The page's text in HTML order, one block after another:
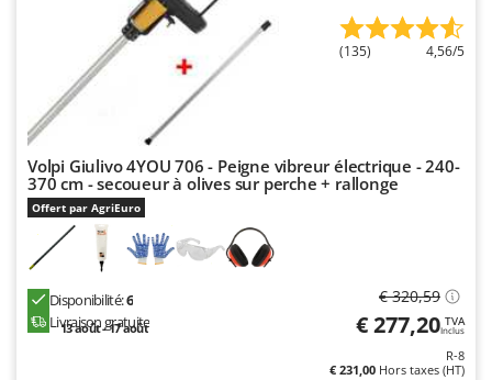
Oriental Koshin
Outdoorchef
Palumbo Pavi
Partisani
Paterlini
Philips
Pramac
Prismafood
(135) 4,56/5
Volpi Giulivo 4YOU 706 - Peigne vibreur électrique - 240-
370 cm - secoueur à olives sur perche + rallonge
Offert par AgriEuro
Disponibilité:6
Livraison gratuite
13 août - 17 août
€ 320,59
€ 277,20 TVA
Inclus
R-8
€ 231,00 Hors taxes (HT)